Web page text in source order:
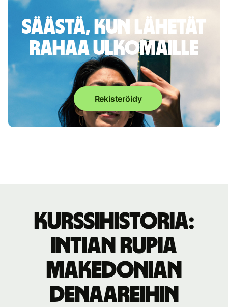
Säästä, kun lähetät
rahaa ulkomaille
Rekisteröidy
Kurssihistoria:
Intian rupia
Makedonian
denaareihin